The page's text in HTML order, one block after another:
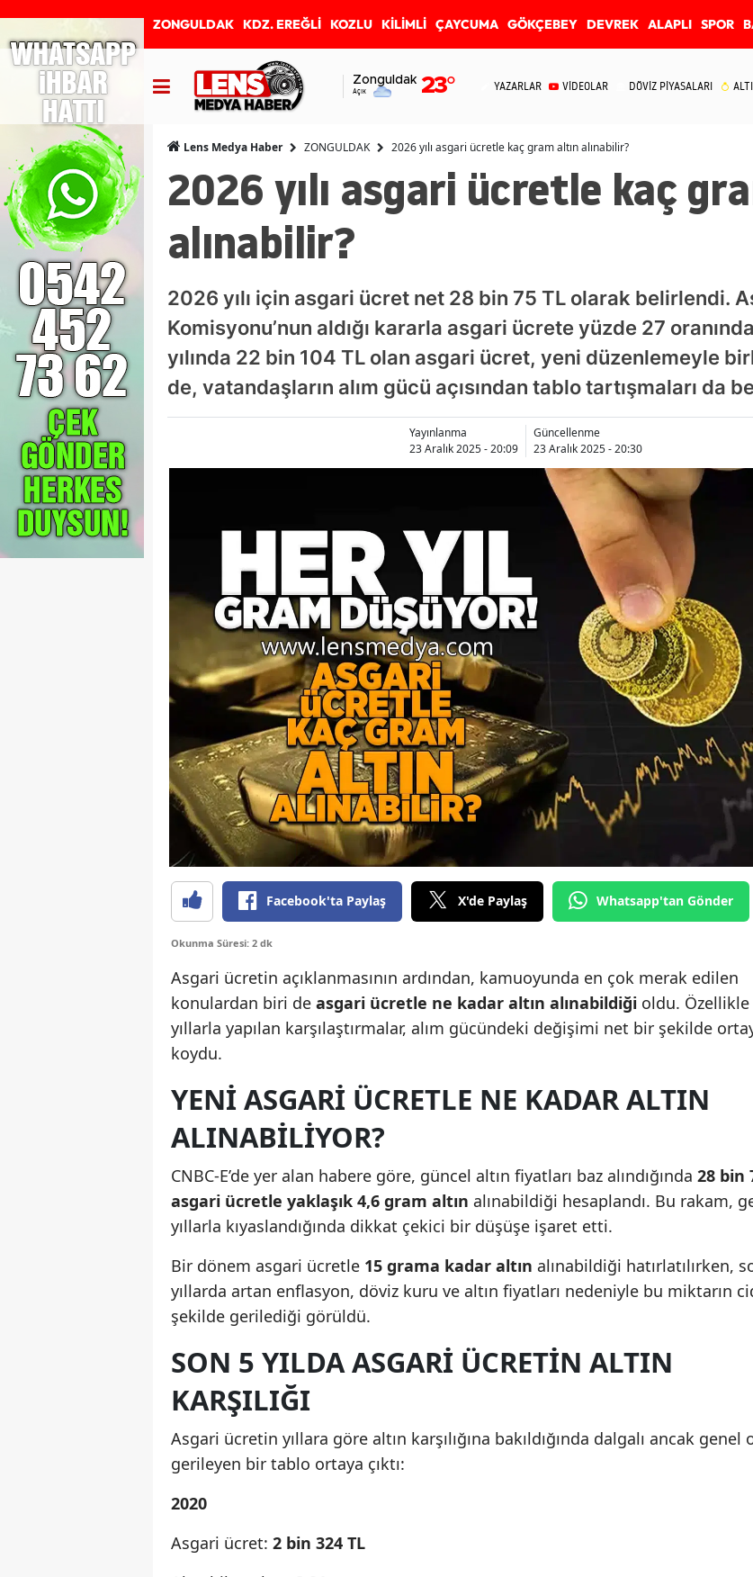
ZONGULDAK KDZ. EREĞLİ KOZLU KİLİMLİ ÇAYCUMA GÖKÇEBEY DEVREK ALAPLI SPOR
Zonguldak
Açık 23° YAZARLAR VİDEOLAR DÖVİZ PİYASALARI
Lens Medya Haber ZONGULDAK 2026 yılı asgari ücretle kaç gram altın alınabilir?
2026 yılı asgari ücretle kaç
alınabilir?
2026 yılı için asgari ücret net 28 bin 75 TL olarak belirlendi.
Komisyonu’nun aldığı kararla asgari ücrete yüzde 27
yılında 22 bin 104 TL olan asgari ücret, yeni düzenlemeyle
de, vatandaşların alım gücü açısından tablo tartışmaları da
Yayınlanma
23 Aralık 2025 - 20:09
Güncellenme
23 Aralık 2025 - 20:30
Facebook'ta Paylaş X'de Paylaş Whatsapp'tan Gönder
Okunma Süresi: 2 dk
Asgari ücretin açıklanmasının ardından, kamuoyunda en çok merak edilen
konulardan biri de asgari ücretle ne kadar altın alınabildiği oldu.
yıllarla yapılan karşılaştırmalar, alım gücündeki değişimi net bir şekilde
koydu.
YENI ASGARI ÜCRETLE NE KADAR ALTIN
ALINABILIYOR?
CNBC-E’de yer alan habere göre, güncel altın fiyatları baz alındığında 28 bin
asgari ücretle yaklaşık 4,6 gram altın alınabildiği hesaplandı. Bu rakam,
yıllarla kıyaslandığında dikkat çekici bir düşüşe işaret etti.
Bir dönem asgari ücretle 15 grama kadar altın alınabildiği hatırlatılırken,
yıllarda artan enflasyon, döviz kuru ve altın fiyatları nedeniyle bu miktarın
şekilde gerilediği görüldü.
SON 5 YILDA ASGARI ÜCRETIN ALTIN
KARŞILIĞI
Asgari ücretin yıllara göre altın karşılığına bakıldığında dalgalı ancak genel
gerileyen bir tablo ortaya çıktı:
2020
Asgari ücret: 2 bin 324 TL